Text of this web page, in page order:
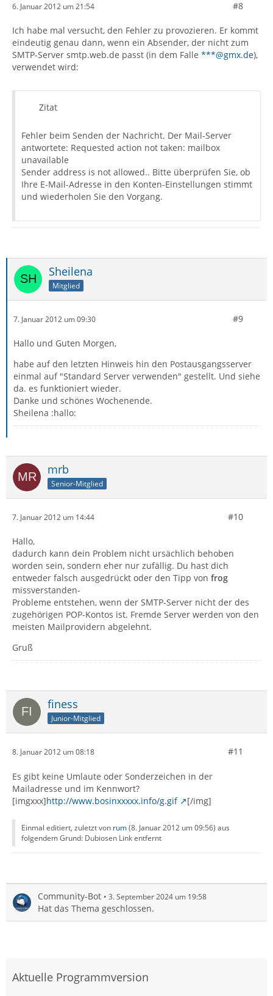
6. Januar 2012 um 21:54 #8
Ich habe mal versucht, den Fehler zu provozieren. Er kommt
eindeutig genau dann, wenn ein Absender, der nicht zum
SMTP-Server smtp.web.de passt (in dem Falle ***@gmx.de),
verwendet wird:
Zitat
Fehler beim Senden der Nachricht. Der Mail-Server
antwortete: Requested action not taken: mailbox
unavailable
Sender address is not allowed.. Bitte überprüfen Sie, ob
Ihre E-Mail-Adresse in den Konten-Einstellungen stimmt
und wiederholen Sie den Vorgang.
Sheilena
Mitglied
7. Januar 2012 um 09:30 #9
Hallo und Guten Morgen,
habe auf den letzten Hinweis hin den Postausgangsserver
einmal auf "Standard Server verwenden" gestellt. Und siehe
da. es funktioniert wieder.
Danke und schönes Wochenende.
Sheilena :hallo:
mrb
Senior-Mitglied
7. Januar 2012 um 14:44 #10
Hallo,
dadurch kann dein Problem nicht ursächlich behoben
worden sein, sondern eher nur zufällig. Du hast dich
entweder falsch ausgedrückt oder den Tipp von frog
missverstanden-
Probleme entstehen, wenn der SMTP-Server nicht der des
zugehörigen POP-Kontos ist. Fremde Server werden von den
meisten Mailprovidern abgelehnt.
Gruß
finess
Junior-Mitglied
8. Januar 2012 um 08:18 #11
Es gibt keine Umlaute oder Sonderzeichen in der
Mailadresse und im Kennwort?
[imgxxx]http://www.bosinxxxxx.info/g.gif [/img]
Einmal editiert, zuletzt von rum(8. Januar 2012 um 09:56) aus
folgendem Grund: Dubiosen Link entfernt
Community-Bot 3. September 2024 um 19:58
Hat das Thema geschlossen.
Aktuelle Programmversion